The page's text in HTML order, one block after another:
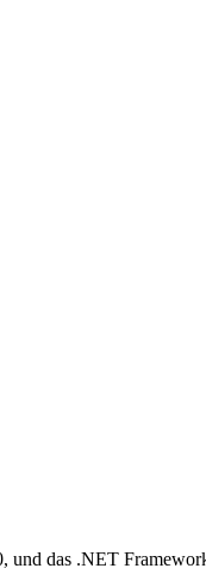
und das .NET